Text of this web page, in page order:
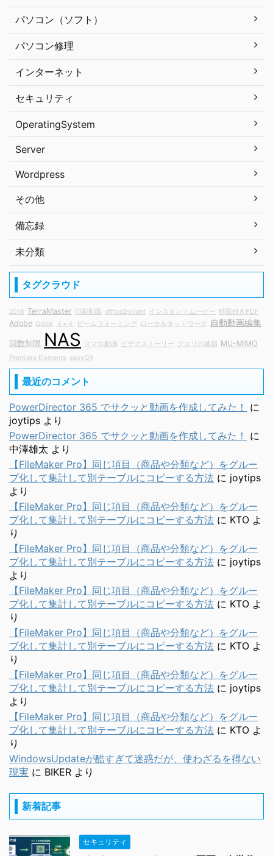
パソコン（ソフト）
パソコン修理
インターネット
セキュリティ
OperatingSystem
Server
Wordpress
その他
備忘録
未分類
タグクラウド
2018 TerraMaster 印刷制限 office2rclient インスタントムービー 時限付きPDF
Adobe Quick ４×４ ビームフォーミング ローカルネットワーク 自動動画編集
回数制限 NAS スマホ動画 ビデオストーリー クエリの破損 MU-MIMO
Premiere Elements easyQR
最近のコメント
PowerDirector 365 でサクッと動画を作成してみた！
に
joytips より
PowerDirector 365 でサクッと動画を作成してみた！
に
中澤雄太 より
【FileMaker Pro】同じ項目（商品や分類など）をグルー
プ化して集計して別テーブルにコピーする方法 に joytips
より
【FileMaker Pro】同じ項目（商品や分類など）をグルー
プ化して集計して別テーブルにコピーする方法 に KTO よ
り
【FileMaker Pro】同じ項目（商品や分類など）をグルー
プ化して集計して別テーブルにコピーする方法 に joytips
より
【FileMaker Pro】同じ項目（商品や分類など）をグルー
プ化して集計して別テーブルにコピーする方法 に KTO よ
り
【FileMaker Pro】同じ項目（商品や分類など）をグルー
プ化して集計して別テーブルにコピーする方法 に KTO よ
り
【FileMaker Pro】同じ項目（商品や分類など）をグルー
プ化して集計して別テーブルにコピーする方法 に joytips
より
【FileMaker Pro】同じ項目（商品や分類など）をグルー
プ化して集計して別テーブルにコピーする方法 に KTO よ
り
WindowsUpdateが酷すぎて迷惑だが、使わざるを得ない
現実 に BIKER より
新着記事
セキュリティ